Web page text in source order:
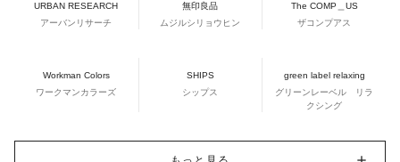
URBAN RESEARCH
アーバンリサーチ
無印良品
ムジルシリョウヒン
The COMP＿US
ザコンプアス
Workman Colors
ワークマンカラーズ
SHIPS
シップス
green label relaxing
グリーンレーベル リラ
クシング